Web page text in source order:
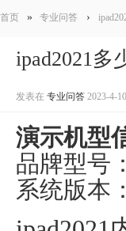
首页 » 专业问答 ›
ipad2021多
发表在 专业问答 2023-4-
演示机型
品牌型号
系统版本